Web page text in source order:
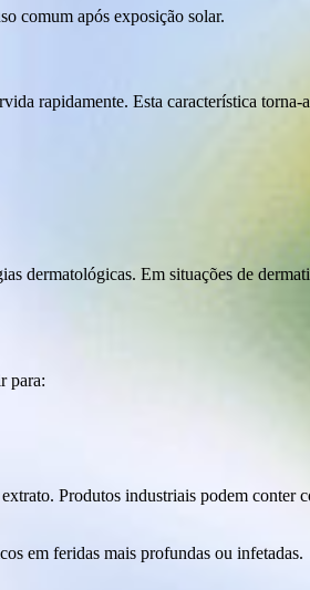
comum após exposição solar.
rapidamente. Esta característica
dermatológicas. Em situações de
para:
Produtos industriais podem conter
em feridas mais profundas ou infetadas.